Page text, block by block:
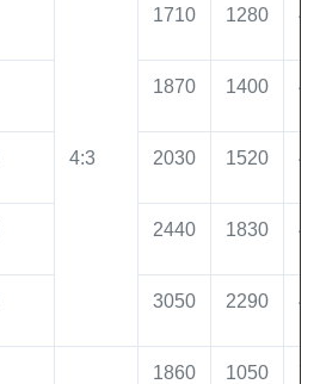
4:3
1710 1280
1870 1400
2030 1520
2440 1830
3050 2290
1860 1050